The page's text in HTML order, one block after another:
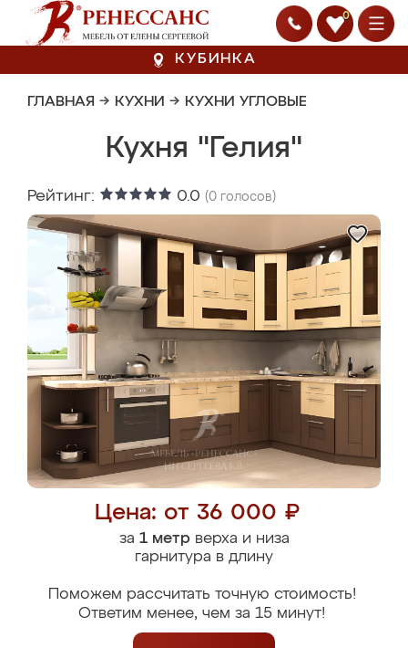
0
КУБИНКА
ГЛАВНАЯ → КУХНИ → КУХНИ УГЛОВЫЕ
Кухня "Гелия"
Рейтинг: 0.0 (0 голосов)
Цена: от 36 000 ₽
за 1 метрверха и низа
гарнитура в длину
Поможем рассчитать точную стоимость!
Ответим менее, чем за 15 минут!